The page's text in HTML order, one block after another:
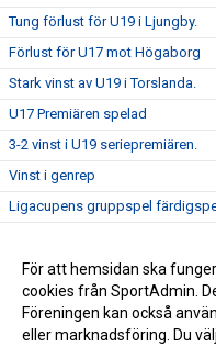
Tung förlust för U19 i Ljungby.
Förlust för U17 mot Högaborg
Stark vinst av U19 i Torslanda.
U17 Premiären spelad
3-2 vinst i U19 seriepremiären.
Vinst i genrep
Ligacupens gruppspel
Förlust i första
Nästa Match
För att hemsidan ska
cookies från SportAdmin.
Föreningen kan också
eller marknadsföring. Du